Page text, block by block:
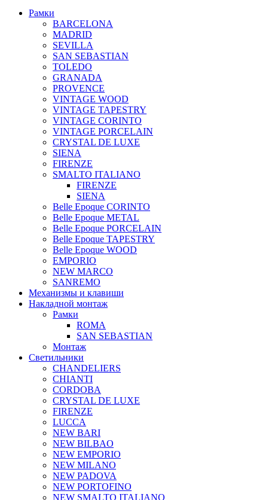
Рамки
BARCELONA
MADRID
SEVILLA
SAN SEBASTIAN
TOLEDO
GRANADA
PROVENCE
VINTAGE WOOD
VINTAGE TAPESTRY
VINTAGE CORINTO
VINTAGE PORCELAIN
CRYSTAL DE LUXE
SIENA
FIRENZE
SMALTO ITALIANO
FIRENZE
SIENA
Belle Epoque CORINTO
Belle Epoque METAL
Belle Epoque PORCELAIN
Belle Epoque TAPESTRY
Belle Epoque WOOD
EMPORIO
NEW MARCO
SANREMO
Механизмы и клавиши
Накладной монтаж
Рамки
ROMA
SAN SEBASTIAN
Монтаж
Светильники
CHANDELIERS
CHIANTI
CORDOBA
CRYSTAL DE LUXE
FIRENZE
LUCCA
NEW BARI
NEW BILBAO
NEW EMPORIO
NEW MILANO
NEW PADOVA
NEW PORTOFINO
NEW SMALTO ITALIANO